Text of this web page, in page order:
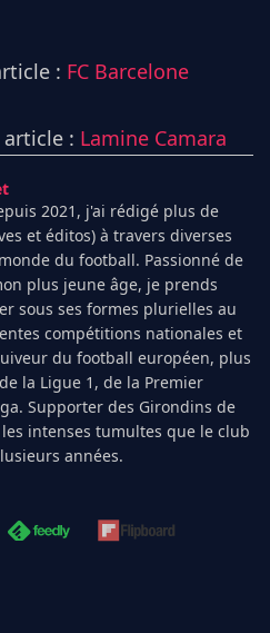
: FC Barcelone
article : Lamine Camara
2021, j'ai rédigé plus de
et éditos) à travers diverses
du football. Passionné de
plus jeune âge, je prends
sous ses formes plurielles au
compétitions nationales et
du football européen, plus
la Ligue 1, de la Premier
Supporter des Girondins de
intenses tumultes que le club
années.